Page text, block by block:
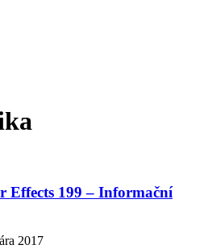
199 – Informační
2017